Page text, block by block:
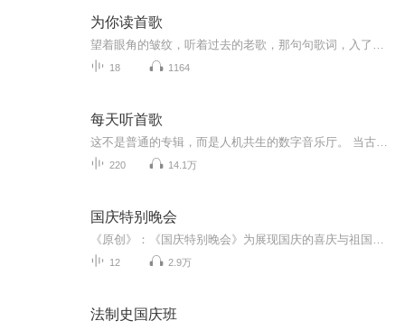
为你读首歌
18 1164
每天听首歌
220 14.1万
国庆特别晚会
12 2.9万
法制史国庆班